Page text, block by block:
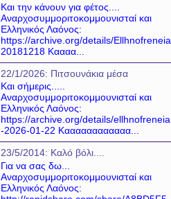
Και την κάνουν για φέτος....
Αναρχοσυμμοριτοκομμουνισταί και
Ελληνικός Λαόνος:
https://archive.org/details/Ellhnofreneia
20181218 Καααα...
22/1/2026: Πιτσουνάκια μέσα
Και σήμερις.....
Αναρχοσυμμοριτοκομμουνισταί και
Ελληνικός Λαόνος:
https://archive.org/details/ellhnofreneia
-2026-01-22 Καααααααααααα...
23/5/2014: Καλό βόλι....
Για να σας δω...
Αναρχοσυμμοριτοκομμουνισταί και
Ελληνικός Λαόνος: